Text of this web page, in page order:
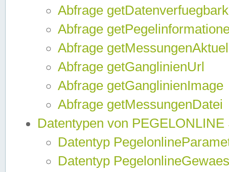
Abfrage
Abfrage
Abfrage
Abfrage getGanglinienUrl
Abfrage getGanglinienImage
Abfrage getMessungenDatei
Datentypen von
Datentyp
Datentyp